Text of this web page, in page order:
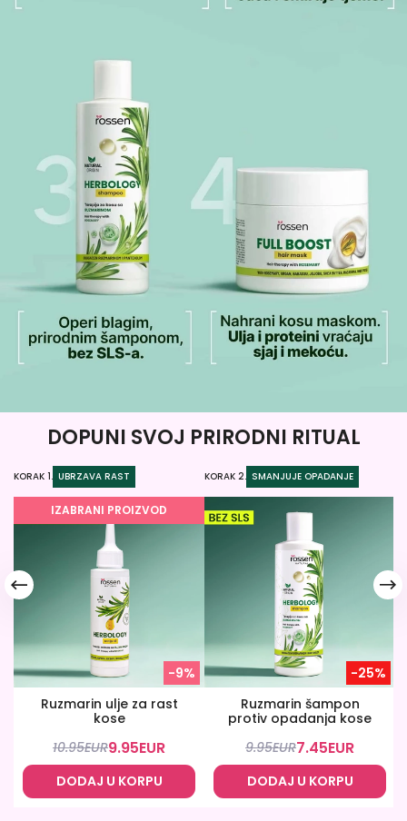
DOPUNI SVOJ PRIRODNI RITUAL
KORAK 1. UBRZAVA RAST
IZABRANI PROIZVOD
-9%
Ruzmarin ulje za rast
kose
10.95EUR9.95EUR
DODAJ U KORPU
KORAK 2. SMANJUJE OPADANJE
-25%
Ruzmarin šampon
protiv opadanja kose
9.95EUR7.45EUR
DODAJ U KORPU